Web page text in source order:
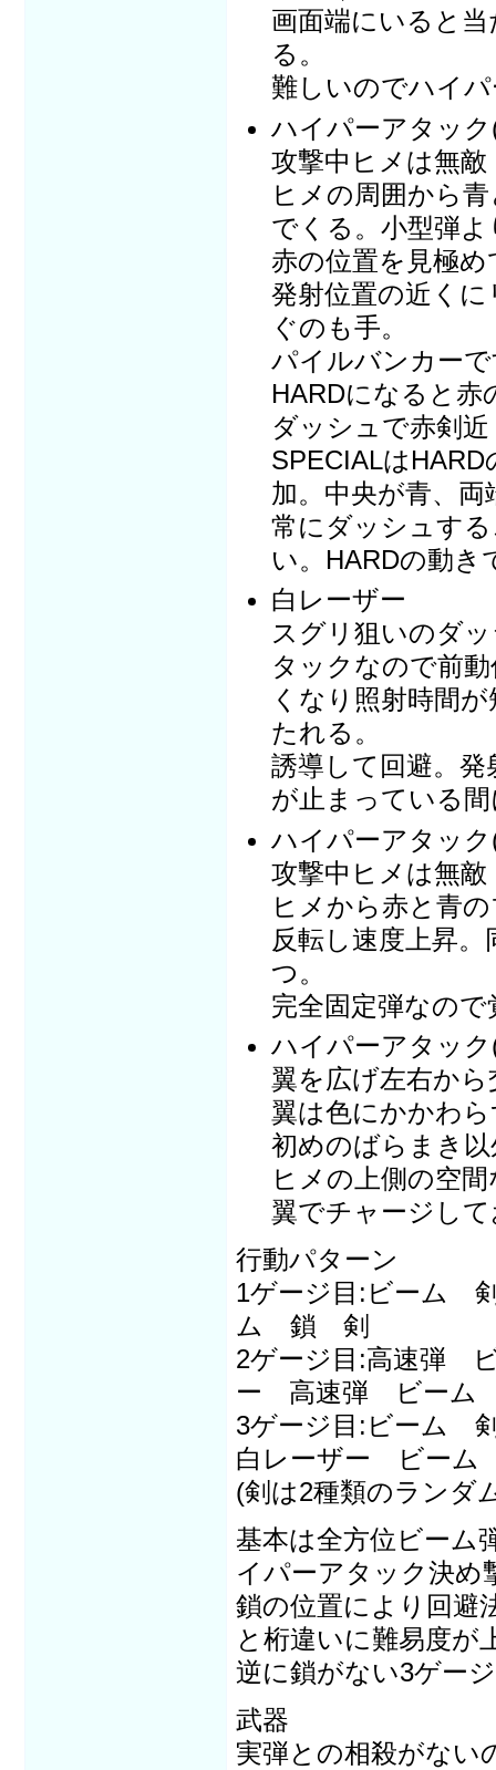
画面端にいると
る。
難しいのでハイ
ハイパーアタッ
攻撃中ヒメは無敵
ヒメの周囲から
でくる。小型弾
赤の位置を見極
発射位置の近く
ぐのも手。
パイルバンカー
HARDになると赤
ダッシュで赤剣
SPECIALは
加。中央が青、両
常にダッシュす
い。HARDの動
白レーザー
スグリ狙いのダ
タックなので前
くなり照射時間
たれる。
誘導して回避。
が止まっている
ハイパーアタッ
攻撃中ヒメは無敵
ヒメから赤と青
反転し速度上昇
つ。
完全固定弾なので
ハイパーアタッ
翼を広げ左右か
翼は色にかかわ
初めのばらまき
ヒメの上側の空
翼でチャージし
行動パターン
1ゲージ目:ビー
ム 鎖 剣
2ゲージ目:高速
ー 高速弾 ビー
3ゲージ目:ビー
白レーザー ビーム
(剣は2種類のランダ
基本は全方位ビーム
イパーアタック決め
鎖の位置により回避
と桁違いに難易度が
逆に鎖がない3ゲー
武器
実弾との相殺がない